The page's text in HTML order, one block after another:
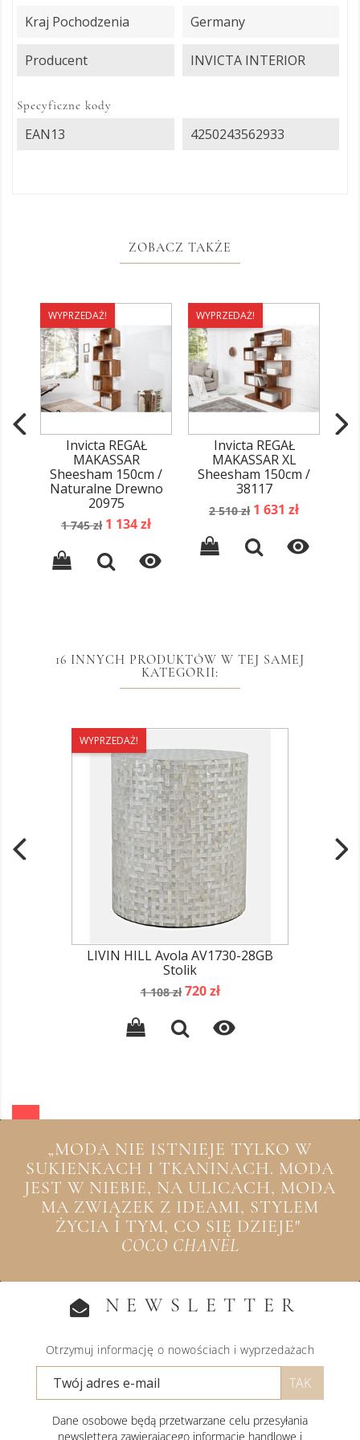
Kraj Pochodzenia Germany
Producent INVICTA INTERIOR
Specyficzne kody
EAN13 4250243562933
ZOBACZ TAKŻE
WYPRZEDAŻ!
Invicta REGAŁ
MAKASSAR
Sheesham 150cm /
Naturalne Drewno
20975
Cena
1 745 zł Cena
1 134 zł

WYPRZEDAŻ!
Invicta REGAŁ
MAKASSAR XL
Sheesham 150cm /
38117
Cena
2 510 zł Cena
1 631 zł

16 INNYCH PRODUKTÓW W TEJ SAMEJ
KATEGORII:
WYPRZEDAŻ!
LIVIN HILL Avola AV1730-28GB
Stolik
Cena
1 108 zł Cena
720 zł

„MODA NIE ISTNIEJE TYLKO W
SUKIENKACH I TKANINACH. MODA
JEST W NIEBIE, NA ULICACH, MODA
MA ZWIĄZEK Z IDEAMI, STYLEM
ŻYCIA I TYM, CO SIĘ DZIEJE"
COCO CHANEL
NEWSLETTER
Otrzymuj informację o nowościach i wyprzedażach
Dane osobowe będą przetwarzane celu przesyłania
newslettera zawierającego informacje handlowe i